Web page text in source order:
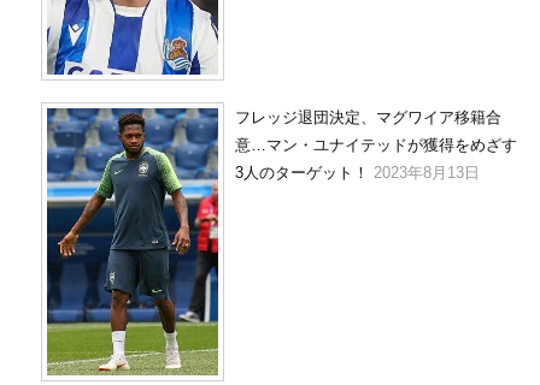
フレッジ退団決定、マグワイア移籍合
意…マン・ユナイテッドが獲得をめざす
3人のターゲット！
2023年8月13日